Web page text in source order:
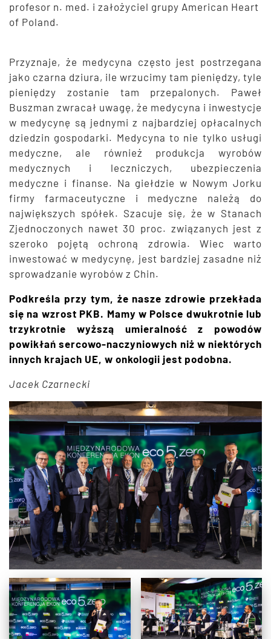
profesor n. med. i założyciel grupy American Heart
of Poland.
Przyznaje, że medycyna często jest postrzegana
jako czarna dziura, ile wrzucimy tam pieniędzy, tyle
pieniędzy zostanie tam przepalonych. Paweł
Buszman zwracał uwagę, że medycyna i inwestycje
w medycynę są jednymi z najbardziej opłacalnych
dziedzin gospodarki. Medycyna to nie tylko usługi
medyczne, ale również produkcja wyrobów
medycznych i leczniczych, ubezpieczenia
medyczne i finanse. Na giełdzie w Nowym Jorku
firmy farmaceutyczne i medyczne należą do
największych spółek. Szacuje się, że w Stanach
Zjednoczonych nawet 30 proc. związanych jest z
szeroko pojętą ochroną zdrowia. Wiec warto
inwestować w medycynę, jest bardziej zasadne niż
sprowadzanie wyrobów z Chin.
Podkreśla przy tym, że nasze zdrowie przekłada
się na wzrost PKB. Mamy w Polsce dwukrotnie lub
trzykrotnie wyższą umieralność z powodów
powikłań sercowo-naczyniowych niż w niektórych
innych krajach UE, w onkologii jest podobna.
Jacek Czarnecki